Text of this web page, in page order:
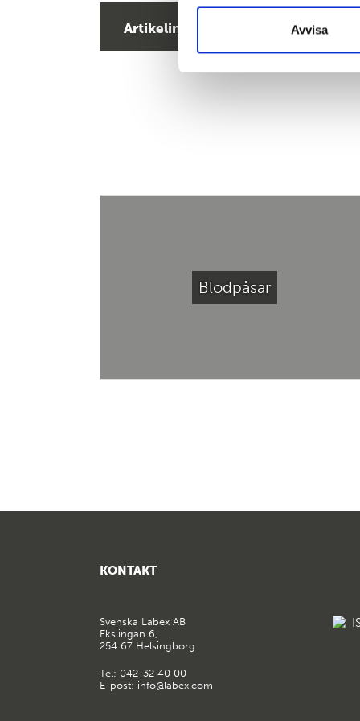
Avvisa
Artikelinformation
Blodpåsar
KONTAKT
Svenska Labex AB
Ekslingan 6,
254 67 Helsingborg
Tel: 042-32 40 00
E-post: info@labex.com